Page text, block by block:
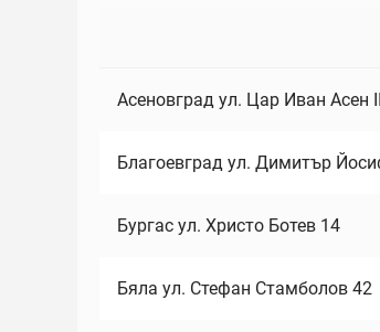
Асеновград ул. Цар Иван Асен
Благоевград ул. Димитър
Бургас ул. Христо Ботев 14
Бяла ул. Стефан Стамболов 42